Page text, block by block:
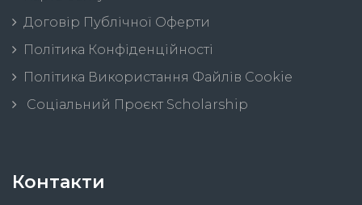
Договір Публічної Оферти
Політика Конфіденційності
Політика Використання Файлів Cookie
Соціальний Проєкт Scholarship
Контакти